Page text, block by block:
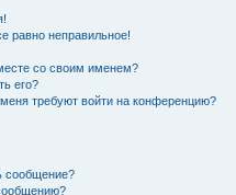
равно неправильное!
со своим именем?
его?
требуют войти на конференцию?
сообщение?